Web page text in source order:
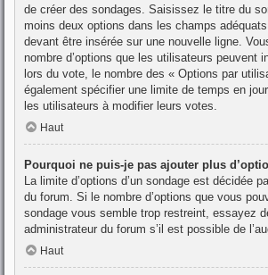
de créer des sondages. Saisissez le titre du
moins deux options dans les champs
devant être insérée sur une nouvelle ligne.
nombre d’options que les utilisateurs peuvent
lors du vote, le nombre des « Options par
également spécifier une limite de temps en
les utilisateurs à modifier leurs votes.
Haut
Pourquoi ne puis-je pas ajouter plus
La limite d’options d’un sondage est décidée
du forum. Si le nombre d’options que vous
sondage vous semble trop restreint, essayez
administrateur du forum s’il est possible de
Haut